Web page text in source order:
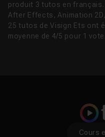
produit 3 tutos en
After Effects, Animation
25 tutos de Visign Ets ont
moyenne de 4/5 pour 1 vote.
Cours